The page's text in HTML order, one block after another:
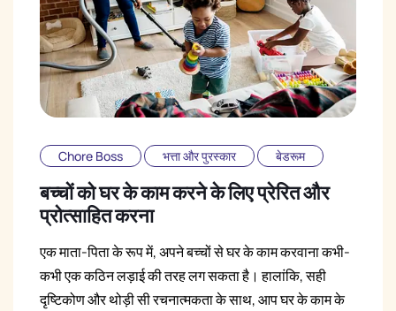
Chore Boss भत्ता और पुरस्कार बेडरूम
बच्चों को घर के काम करने के लिए प्रेरित और
प्रोत्साहित करना
एक माता-पिता के रूप में, अपने बच्चों से घर के काम करवाना कभी-
कभी एक कठिन लड़ाई की तरह लग सकता है। हालांकि, सही
दृष्टिकोण और थोड़ी सी रचनात्मकता के साथ, आप घर के काम के